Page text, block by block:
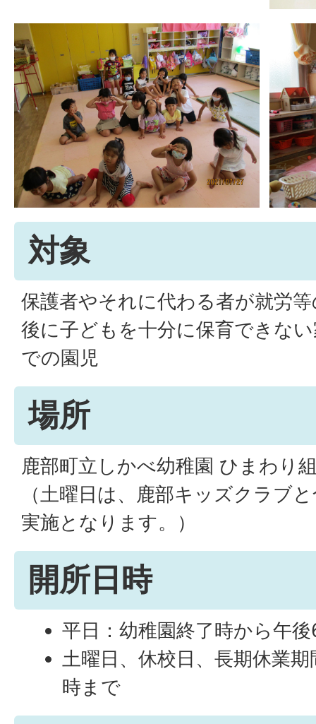
対象
保護者やそれに代わる者が就労
後に子どもを十分に保育できな
での園児
場所
鹿部町立しかべ幼稚園 ひまわり
（土曜日は、鹿部キッズクラブ
実施となります。）
開所日時
平日：幼稚園終了時から午
土曜日、休校日、長期休業
時まで